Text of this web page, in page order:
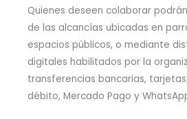
Quienes deseen colaborar
de las alcancías ubicadas en
espacios públicos, o mediante
digitales habilitados por la
transferencias bancarias,
débito, Mercado Pago y